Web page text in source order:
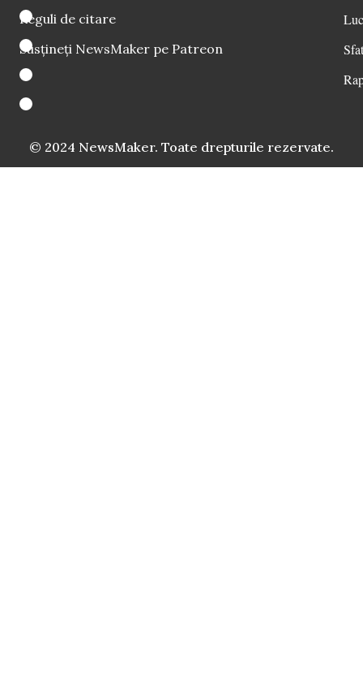
Reguli de citare
Susțineți NewsMaker pe Patreon
© 2024 NewsMaker. Toate drepturile rezervate.